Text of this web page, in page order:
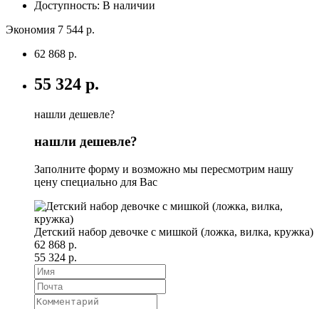
Доступность: В наличии
Экономия 7 544 р.
62 868 р.
55 324 р.
нашли дешевле?
нашли дешевле?
Заполните форму и возможно мы пересмотрим нашу
цену специально для Вас
Детский набор девочке с мишкой (ложка, вилка, кружка)
62 868 р.
55 324 р.